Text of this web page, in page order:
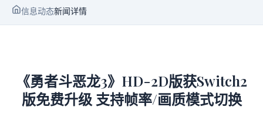
信息动态新闻详情
《勇者斗恶龙3》HD-2D版获Switch2
版免费升级 支持帧率/画质模式切换